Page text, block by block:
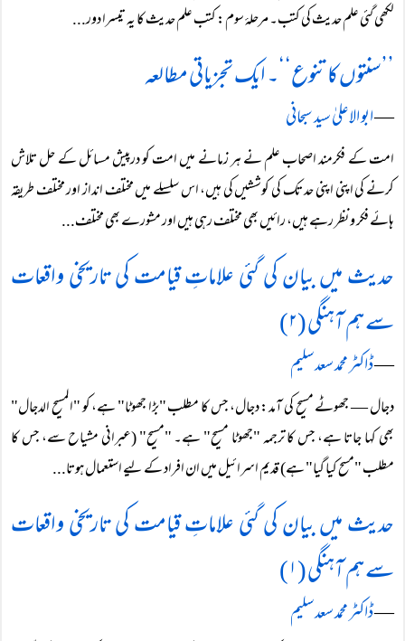
لکھی گئی علم حدیث کی کتب۔ مرحلۂ سوم: کتب علم حدیث کا یہ تیسرا دور...
’’سنتوں کا تنوع‘‘۔ ایک تجزیاتی مطالعہ
―ابو الاعلیٰ سید سبحانی
امت کے فکرمند اصحاب علم نے ہر زمانے میں امت کو درپیش مسائل کے حل تلاش
کرنے کی اپنی اپنی حد تک کی کوششیں کی ہیں، اس سلسلے میں مختلف انداز اور مختلف طریقہ
ہائے فکر و نظر رہے ہیں، رائیں بھی مختلف رہی ہیں اور مشورے بھی مختلف...
حدیث میں بیان کی گئی علاماتِ قیامت کی تاریخی واقعات
سے ہم آہنگی (۲)
―ڈاکٹر محمد سعد سلیم
دجال — جھوٹے مسیح کی آمد: دجال، جس کا مطلب "بڑا جھوٹا" ہے، کو "المسیح الدجال"
بھی کہا جاتا ہے، جس کا ترجمہ "جھوٹا مسیح" ہے۔ "مسیح" (عبرانی مشیاح سے، جس کا
مطلب "مسح کیا گیا" ہے) قدیم اسرائیل میں ان افراد کے لیے استعمال ہوتا...
حدیث میں بیان کی گئی علاماتِ قیامت کی تاریخی واقعات
سے ہم آہنگی (۱)
―ڈاکٹر محمد سعد سلیم